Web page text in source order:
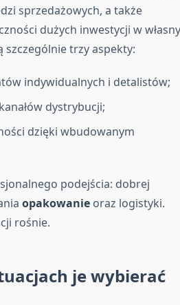
sprzedażowych, a także
dużych inwestycji w własny
trzy aspekty:
indywidualnych i detalistów;
dystrybucji;
dzięki wbudowanym
podejścia: dobrej
opakowanie oraz logistyki.
rośnie.
je wybierać